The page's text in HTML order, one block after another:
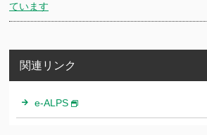
ています
関連リンク
e-ALPS